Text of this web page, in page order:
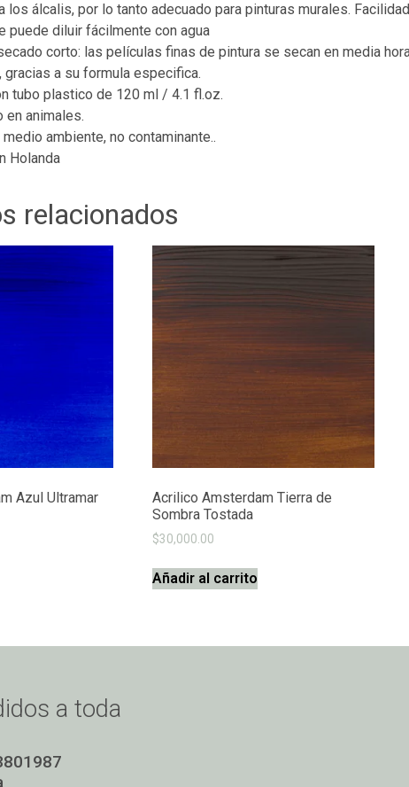
los álcalis, por lo tanto adecuado para pinturas murales.
puede diluir fácilmente con agua
corto: las películas finas de pintura se secan en media
gracias a su formula especifica.
tubo plastico de 120 ml / 4.1 fl.oz.
en animales.
ambiente, no contaminante..
Holanda
relacionados
Azul Ultramar
Acrilico Amsterdam Tierra de
Sombra Tostada
$30,000.00
Añadir al carrito
a toda